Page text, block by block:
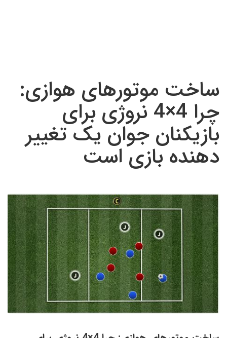
ساخت موتورهای هوازی:
چرا 4×4 نروژی برای
بازیکنان جوان یک تغییر
دهنده بازی است